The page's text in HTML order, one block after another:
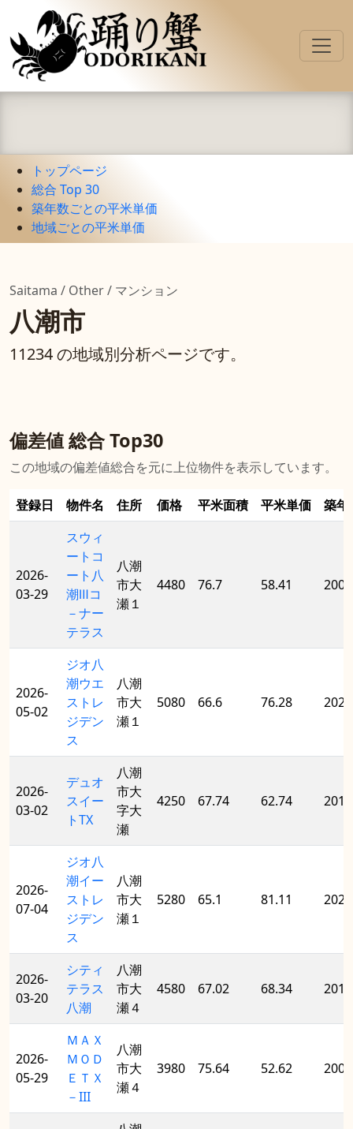
トップページ
総合 Top 30
築年数ごとの平米単価
地域ごとの平米単価
Saitama / Other / マンション
八潮市
11234 の地域別分析ページです。
偏差値 総合 Top30
この地域の偏差値総合を元に上位物件を表示しています。
登録日 物件名 住所 価格 平米面積 平米単価 築年
2026-
03-29
スウィ
ートコ
ート八
潮Ⅲコ
－ナー
テラス
八潮
市大
瀬１
4480 76.7 58.41 2008
2026-
05-02
ジオ八
潮ウエ
ストレ
ジデン
ス
八潮
市大
瀬１
5080 66.6 76.28 2023
2026-
03-02
デュオ
スイー
トTX
八潮
市大
字大
瀬
4250 67.74 62.74 2011
2026-
07-04
ジオ八
潮イー
ストレ
ジデン
ス
八潮
市大
瀬１
5280 65.1 81.11 2023
2026-
03-20
シティ
テラス
八潮
八潮
市大
瀬４
4580 67.02 68.34 2018
2026-
05-29
ＭＡＸ
ＭＯＤ
ＥＴＸ
－III
八潮
市大
瀬４
3980 75.64 52.62 2008